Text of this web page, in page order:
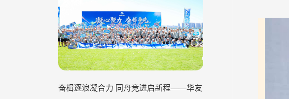
奋楫逐浪凝合力 同舟竞进启新程——华友